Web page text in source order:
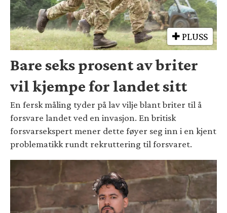
PLUSS
Bare seks prosent av briter
vil kjempe for landet sitt
En fersk måling tyder på lav vilje blant briter til å
forsvare landet ved en invasjon. En britisk
forsvarsekspert mener dette føyer seg inn i en kjent
problematikk rundt rekruttering til forsvaret.